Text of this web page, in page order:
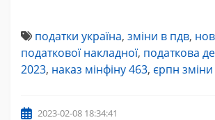
податки україна, зміни в пдв,
податкової накладної, податкова
2023, наказ мінфіну 463, єрпн зміни
2023-02-08 18:34:41